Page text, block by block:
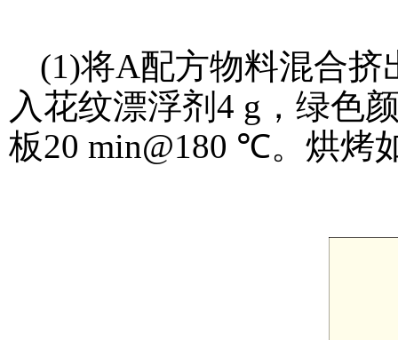
(1)将A配方物料混合挤
入花纹漂浮剂4 g，绿色
板20 min@180 ℃。烘烤